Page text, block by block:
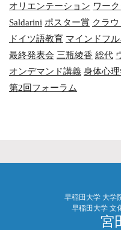
オリエンテーション ワー
Saldarini ポスター賞 クラ
ドイツ語教育 マインドフ
最終発表会 三瓶綾香 総代
オンデマンド講義 身体心
第2回フォーラム
早稲田大学 大学
早稲田大学 文
宮